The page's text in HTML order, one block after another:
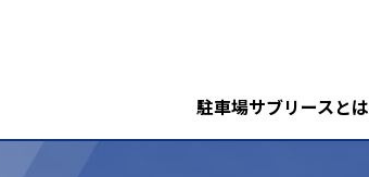
駐車場サブリースとは